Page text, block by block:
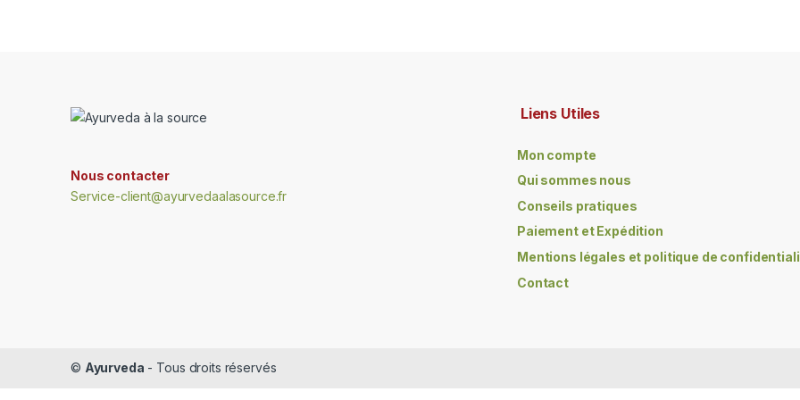
Nous contacter
Service-client@ayurvedaalasource.fr
Liens Utiles
Mon compte
Qui sommes nous
Conseils pratiques
Paiement et Expédition
Mentions légales et politique de
Contact
© Ayurveda - Tous droits réservés